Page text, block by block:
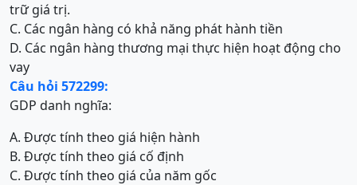
trữ giá trị.
C. Các ngân hàng có khả năng phát hành tiền
D. Các ngân hàng thương mại thực hiện hoạt động cho
vay
Câu hỏi 572299:
GDP danh nghĩa:
A. Được tính theo giá hiện hành
B. Được tính theo giá cố định
C. Được tính theo giá của năm gốc